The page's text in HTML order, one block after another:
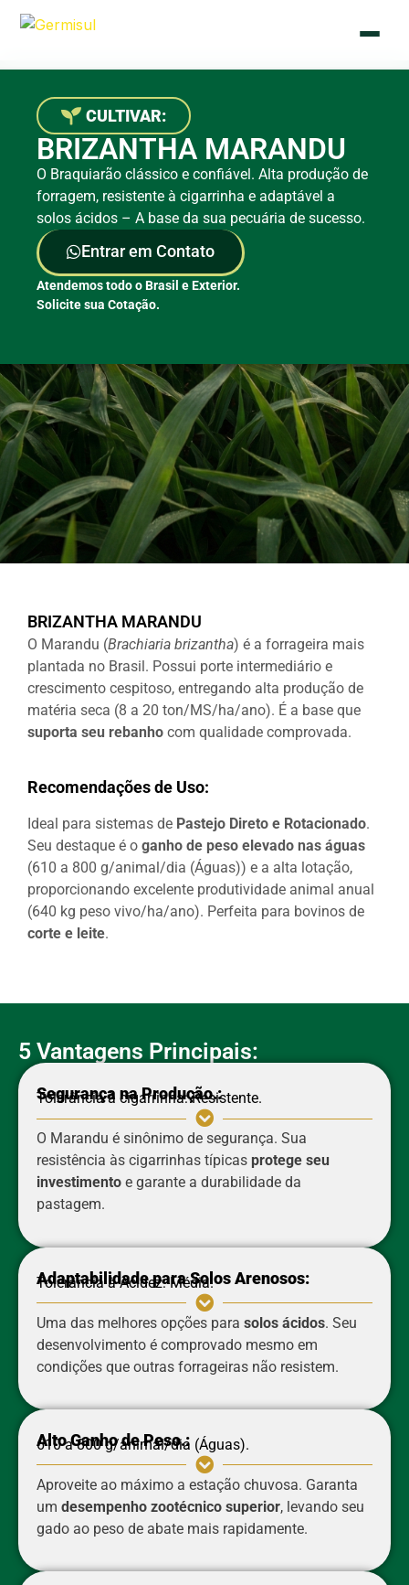
🇧🇷
Início
Quem Somos
Sementes
Contato
WhatsApp
(67) 3391-1000
comercial@germisul.com.br
CULTIVAR:
BRIZANTHA MARANDU
O Braquiarão clássico e confiável. Alta produção de
forragem, resistente à cigarrinha e adaptável a
solos ácidos – A base da sua pecuária de sucesso.
Entrar em Contato
Atendemos todo o Brasil e Exterior.
Solicite sua Cotação.
BRIZANTHA MARANDU
O Marandu (Brachiaria brizantha) é a forrageira mais
plantada no Brasil. Possui porte intermediário e
crescimento cespitoso, entregando alta produção de
matéria seca (8 a 20 ton/MS/ha/ano). É a base que
suporta seu rebanho com qualidade comprovada.
Recomendações de Uso:
Ideal para sistemas de Pastejo Direto e Rotacionado.
Seu destaque é o ganho de peso elevado nas águas
(610 a 800 g/animal/dia (Águas)) e a alta lotação,
proporcionando excelente produtividade animal anual
(640 kg peso vivo/ha/ano). Perfeita para bovinos de
corte e leite.
5 Vantagens Principais:
Segurança na Produção.:
Tolerância à cigarrinha: Resistente.
O Marandu é sinônimo de segurança. Sua
resistência às cigarrinhas típicas protege seu
investimento e garante a durabilidade da
pastagem.
Adaptabilidade para Solos Arenosos:
Tolerância à Acidez: Média.
Uma das melhores opções para solos ácidos. Seu
desenvolvimento é comprovado mesmo em
condições que outras forrageiras não resistem.
Alto Ganho de Peso.:
610 a 800 g/animal/dia (Águas).
Aproveite ao máximo a estação chuvosa. Garanta
um desempenho zootécnico superior, levando seu
gado ao peso de abate mais rapidamente.